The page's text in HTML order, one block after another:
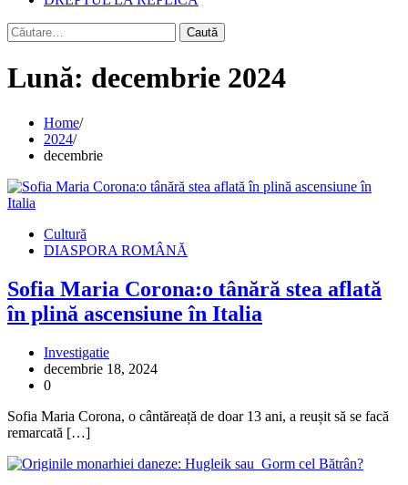
Caută
după:
Lună: decembrie 2024
Home
2024
decembrie
Cultură
DIASPORA ROMÂNĂ
Sofia Maria Corona:o tânără stea aflată
în plină ascensiune în Italia
Investigatie
decembrie 18, 2024
0
Sofia Maria Corona, o cântăreață de doar 13 ani, a reușit să se facă
remarcată […]